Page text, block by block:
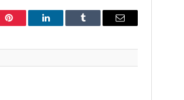
Pinterest
O
Tumblr
E-